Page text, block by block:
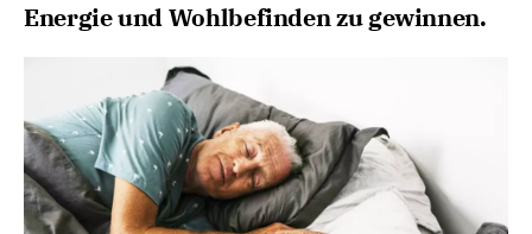
Energie und Wohlbefinden zu gewinnen.